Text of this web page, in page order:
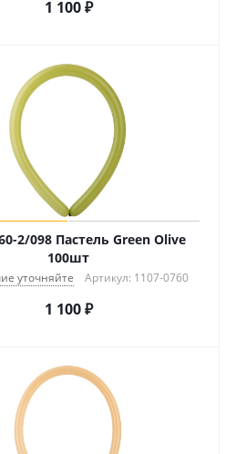
1 100₽
2/098 Пастель Green Olive
100шт
уточняйте Артикул: 1107-0760
1 100₽